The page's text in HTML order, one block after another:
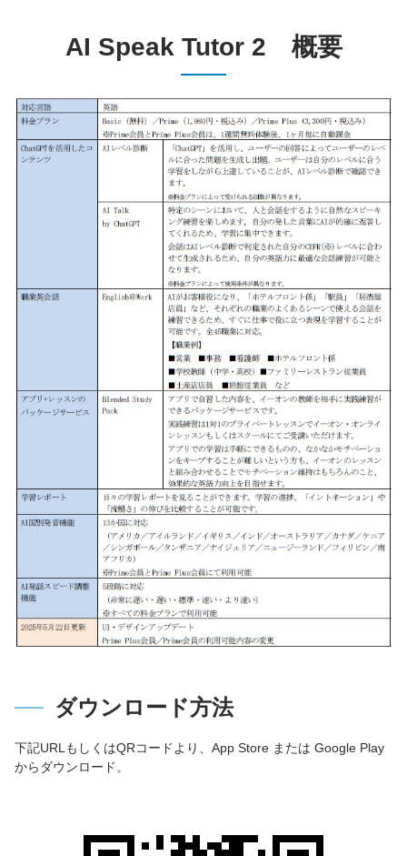
AI Speak Tutor 2 概要
ダウンロード方法
下記URLもしくはQRコードより、App Store または Google Play
からダウンロード。